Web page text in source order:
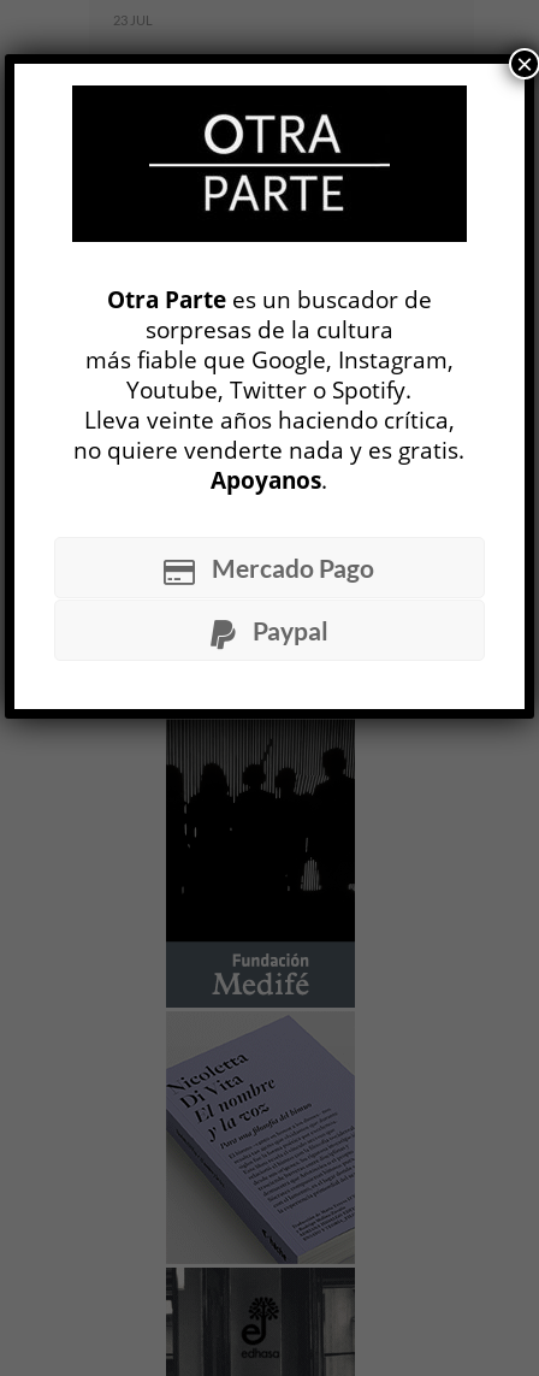
23 JUL
EnEl ejército ciego, la novela más reciente del
Alfaguara de Novela 2026, los hechos importan
menos que las historias...
Eduardo Ruiz Sosa
LITERATURA IBEROAMERICANA
Nicolás Campisi
9 JUL
“El mundo ya no existe”, dice uno de los
personajes de El paisaje es un grito, la tercera
novela del escritor mexicano Eduardo Ruiz Sosa.
LEER MÁS
Otra Partees un buscador de
sorpresas de la cultura
más fiable que Google, Instagram,
Youtube, Twitter o Spotify.
Lleva veinte años haciendo crítica,
no quiere venderte nada y es gratis.
Apoyanos.
Mercado Pago
Paypal
×